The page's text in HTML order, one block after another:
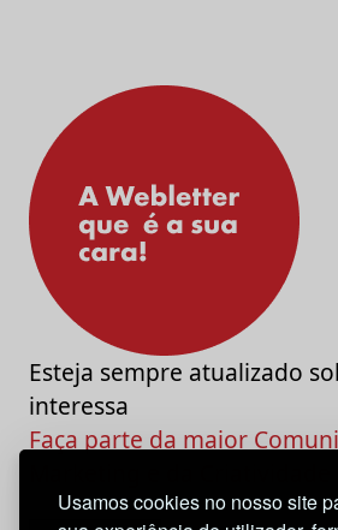
Usamos cookies no nosso site
Esteja sempre atualizado
interessa
Faça parte da maior